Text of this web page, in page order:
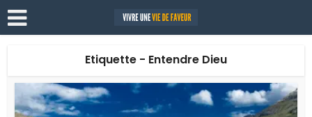
Etiquette - Entendre Dieu